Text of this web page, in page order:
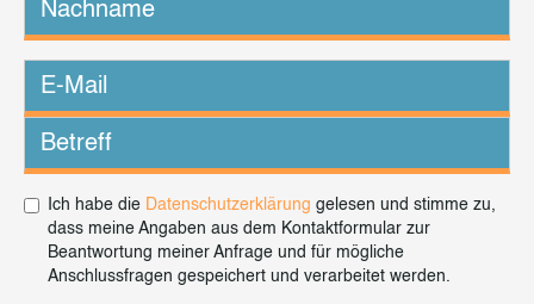
Ich habe die Datenschutzerklärung gelesen und stimme zu,
dass meine Angaben aus dem Kontaktformular zur
Beantwortung meiner Anfrage und für mögliche
Anschlussfragen gespeichert und verarbeitet werden.